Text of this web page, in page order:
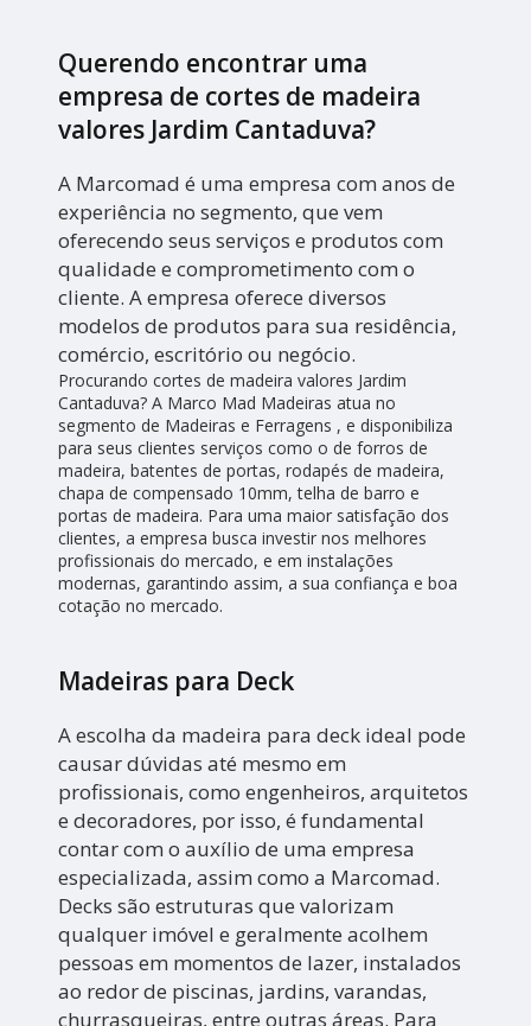
Querendo encontrar uma
empresa de cortes de madeira
valores Jardim Cantaduva?
A Marcomad é uma empresa com anos de
experiência no segmento, que vem
oferecendo seus serviços e produtos com
qualidade e comprometimento com o
cliente. A empresa oferece diversos
modelos de produtos para sua residência,
comércio, escritório ou negócio.
Procurando cortes de madeira valores Jardim
Cantaduva? A Marco Mad Madeiras atua no
segmento de Madeiras e Ferragens , e disponibiliza
para seus clientes serviços como o de forros de
madeira, batentes de portas, rodapés de madeira,
chapa de compensado 10mm, telha de barro e
portas de madeira. Para uma maior satisfação dos
clientes, a empresa busca investir nos melhores
profissionais do mercado, e em instalações
modernas, garantindo assim, a sua confiança e boa
cotação no mercado.
Madeiras para Deck
A escolha da madeira para deck ideal pode
causar dúvidas até mesmo em
profissionais, como engenheiros, arquitetos
e decoradores, por isso, é fundamental
contar com o auxílio de uma empresa
especializada, assim como a Marcomad.
Decks são estruturas que valorizam
qualquer imóvel e geralmente acolhem
pessoas em momentos de lazer, instalados
ao redor de piscinas, jardins, varandas,
churrasqueiras, entre outras áreas. Para